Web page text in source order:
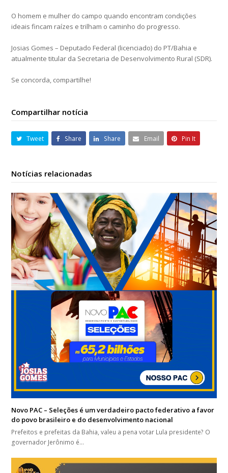
O homem e mulher do campo quando encontram condições
ideais fincam raízes e trilham o caminho do progresso.
Josias Gomes – Deputado Federal (licenciado) do PT/Bahia e
atualmente titular da Secretaria de Desenvolvimento Rural (SDR).
Se concorda, compartilhe!
Compartilhar notícia
Tweet Share Share Email Pin It
Notícias relacionadas
Novo PAC – Seleções é um verdadeiro pacto federativo a favor
do povo brasileiro e do desenvolvimento nacional
Prefeitos e prefeitas da Bahia, valeu a pena votar Lula presidente? O
governador Jerônimo é…